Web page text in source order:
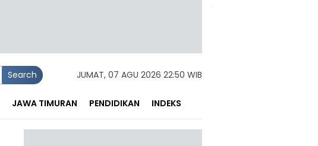
Search JUMAT, 07 AGU 2026 22:50 WIB
JAWA TIMURAN PENDIDIKAN INDEKS